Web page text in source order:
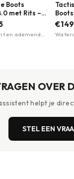
Boots
met Rits –
& Vegan |
en ademend ·
Boots
OVER
helpt je
STEL EEN